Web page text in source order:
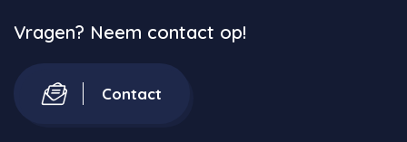
Vragen? Neem contact op!
Contact